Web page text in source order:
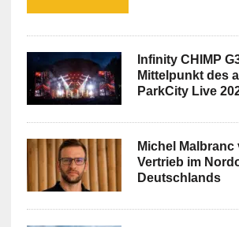
Infinity CHIMP
Mittelpunkt des
ParkCity Live
Michel
Vertrieb im
Deutschlands